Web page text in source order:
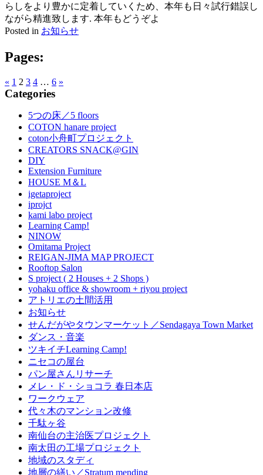
らしをより豊かに定着していくため、本年も日々試行錯誤し
ながら精進致します. 本年もどうぞよ
Posted in お知らせ
Pages:
« 1 2 3 4 … 6 »
Categories
5つの床／5 floors
COTON hanare project
coton小舟町プロジェクト
CREATORS SNACK@GIN
DIY
Extension Furniture
HOUSE M＆L
igetaproject
iprojct
kami labo project
Learning Camp!
NINOW
Omitama Project
REIGAN-JIMA MAP PROJECT
Rooftop Salon
S project ( 2 Houses + 2 Shops )
yohaku office & showroom + riyou project
アトリエの土間活用
お知らせ
せんだがやタウンマーケット／Sendagaya Town Market
ダンス・音楽
ツキイチLearning Camp!
ニセコの屋台
パン屋さんリサーチ
メレ・ド・ショコラ 春日本店
ワークウェア
代々木のマンション改修
千駄ヶ谷
南仙台の主治医プロジェクト
南太田の工場プロジェクト
地域のスタディ
地層の繕い／Stratum mending